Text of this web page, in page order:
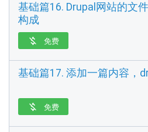
基础篇16. Drupal网站的文
构成
 免费
基础篇17. 添加一篇内容，
 免费